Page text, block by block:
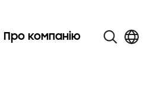
Про компанію